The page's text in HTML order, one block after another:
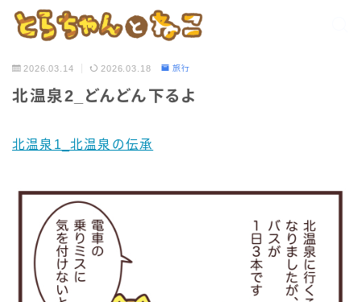
2026.03.14 2026.03.18 旅行
北温泉2_どんどん下るよ
北温泉1_北温泉の伝承